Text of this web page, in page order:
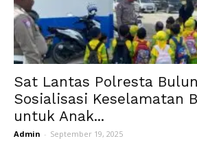
Sat Lantas Polresta
Sosialisasi Keselamatan
untuk Anak...
Admin - September 19, 2025